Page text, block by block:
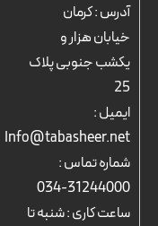
آدرس : کرمان
خیابان هزار و
یکشب جنوبی پلاک
25
ایمیل :
Info@tabasheer.net
شماره تماس :
31244000-034
ساعت کاری : شنبه تا